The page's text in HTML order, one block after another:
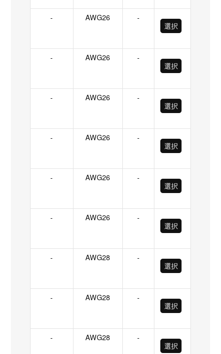
- AWG26
-
選択
- AWG26
-
選択
- AWG26
-
選択
- AWG26
-
選択
- AWG26
-
選択
- AWG26
-
選択
- AWG28
-
選択
- AWG28
-
選択
- AWG28
-
選択